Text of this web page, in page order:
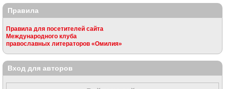
Правила
Правила для посетителей сайта
Международного клуба
православных литераторов «Омилия»
Вход для авторов